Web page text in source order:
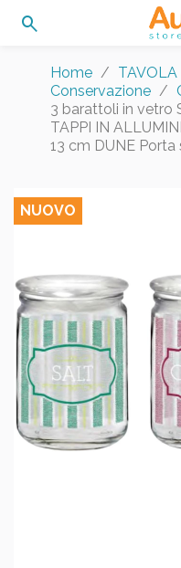
search
Home
TAVOLA
Conservazione
3 barattoli in vetro
TAPPI IN
13 cm DUNE Porta
NUOVO